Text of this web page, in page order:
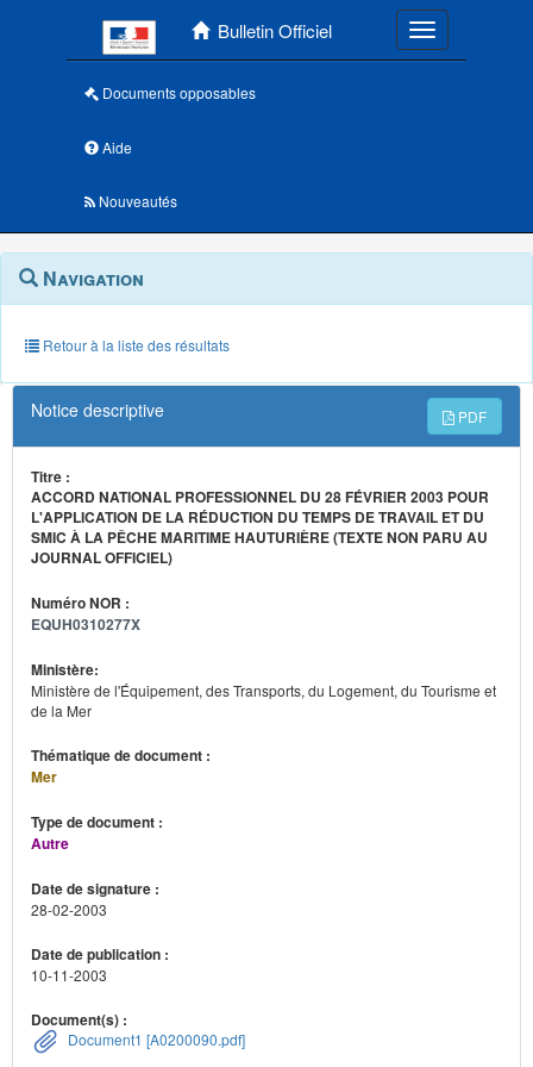
Bulletin Officiel Toggle
Documents opposables
Aide
Nouveautés
Navigation
outils
annexes
Menu
contextuel
Navigation
Retour à la liste des résultats
Notice descriptive PDF
Titre :
ACCORD NATIONAL PROFESSIONNEL DU 28 FÉVRIER 2003 POUR
L'APPLICATION DE LA RÉDUCTION DU TEMPS DE TRAVAIL ET DU
SMIC À LA PÊCHE MARITIME HAUTURIÈRE (TEXTE NON PARU AU
JOURNAL OFFICIEL)
Numéro NOR :
EQUH0310277X
Ministère:
Ministère de l'Équipement, des Transports, du Logement, du Tourisme et
de la Mer
Thématique de document :
Mer
Type de document :
Autre
Date de signature :
28-02-2003
Date de publication :
10-11-2003
Document(s) :
Document1 [A0200090.pdf]